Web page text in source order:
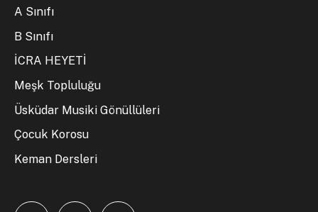
A Sınıfı
B Sınıfı
İCRA HEYETİ
Meşk Topluluğu
Üsküdar Musiki Gönüllüleri
Çocuk Korosu
Keman Dersleri